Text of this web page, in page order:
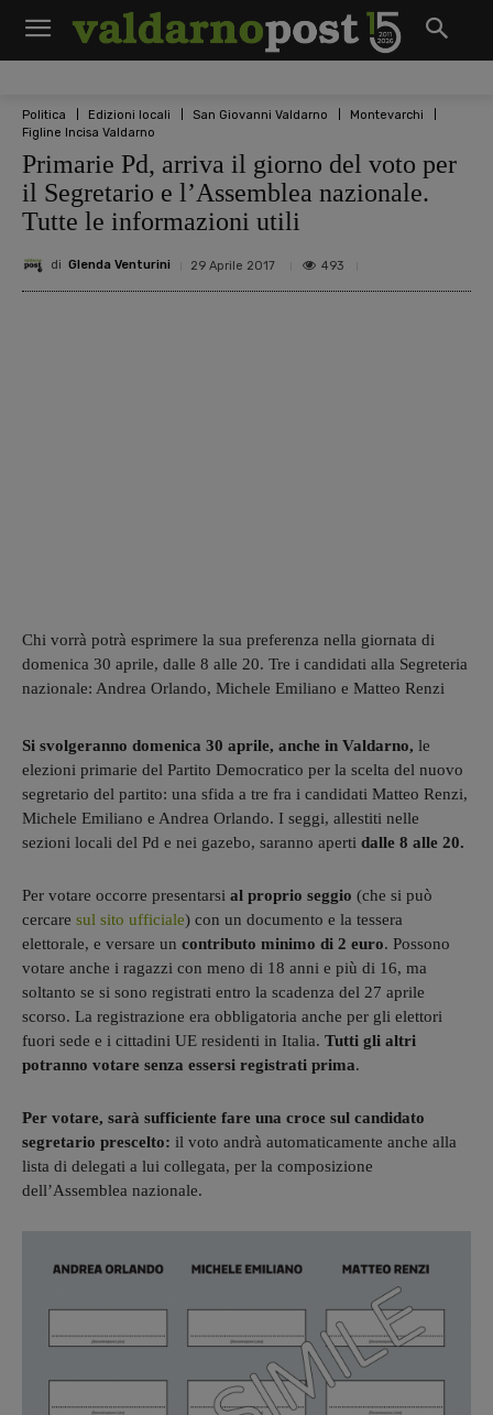
Politica Edizioni locali San Giovanni Valdarno
Montevarchi
Figline Incisa Valdarno
Primarie Pd, arriva il giorno del voto per
il Segretario e l’Assemblea nazionale.
Tutte le informazioni utili
di Glenda Venturini 29 Aprile 2017 493
Chi vorrà potrà esprimere la sua preferenza nella giornata di
domenica 30 aprile, dalle 8 alle 20. Tre i candidati alla Segreteria
nazionale: Andrea Orlando, Michele Emiliano e Matteo Renzi
Si svolgeranno domenica 30 aprile, anche in Valdarno, le
elezioni primarie del Partito Democratico per la scelta del nuovo
segretario del partito: una sfida a tre fra i candidati Matteo Renzi,
Michele Emiliano e Andrea Orlando. I seggi, allestiti nelle
sezioni locali del Pd e nei gazebo, saranno aperti dalle 8 alle 20.
Per votare occorre presentarsi al proprio seggio (che si può
cercare sul sito ufficiale) con un documento e la tessera
elettorale, e versare un contributo minimo di 2 euro. Possono
votare anche i ragazzi con meno di 18 anni e più di 16, ma
soltanto se si sono registrati entro la scadenza del 27 aprile
scorso. La registrazione era obbligatoria anche per gli elettori
fuori sede e i cittadini UE residenti in Italia. Tutti gli altri
potranno votare senza essersi registrati prima.
Per votare, sarà sufficiente fare una croce sul candidato
segretario prescelto: il voto andrà automaticamente anche alla
lista di delegati a lui collegata, per la composizione
dell’Assemblea nazionale.